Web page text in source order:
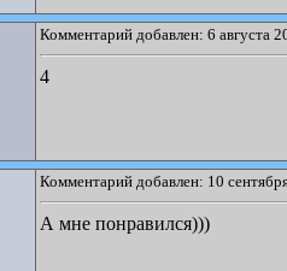
Комментарий добавлен: 6 августа
4
Комментарий добавлен: 10
А мне понравился)))